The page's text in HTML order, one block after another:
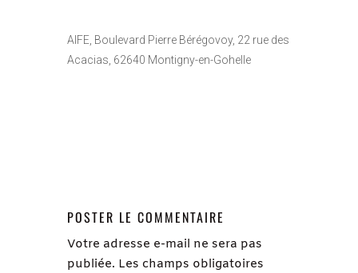
AIFE, Boulevard Pierre Bérégovoy, 22 rue des
Acacias, 62640 Montigny-en-Gohelle
POSTER LE COMMENTAIRE
Votre adresse e-mail ne sera pas
publiée. Les champs obligatoires